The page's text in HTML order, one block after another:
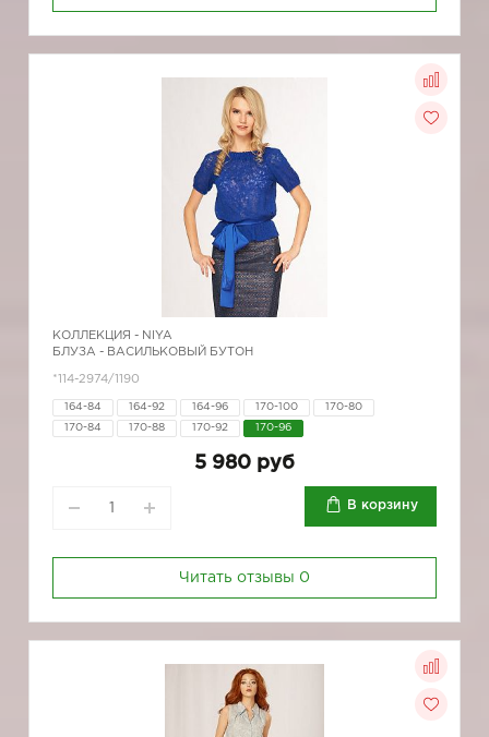
КОЛЛЕКЦИЯ - NIYA
БЛУЗА - ВАСИЛЬКОВЫЙ БУТОН
*114-2974/1190
164-84 164-92 164-96 170-100 170-80
170-84 170-88 170-92 170-96
5 980 руб
В корзину
Читать отзывы 0